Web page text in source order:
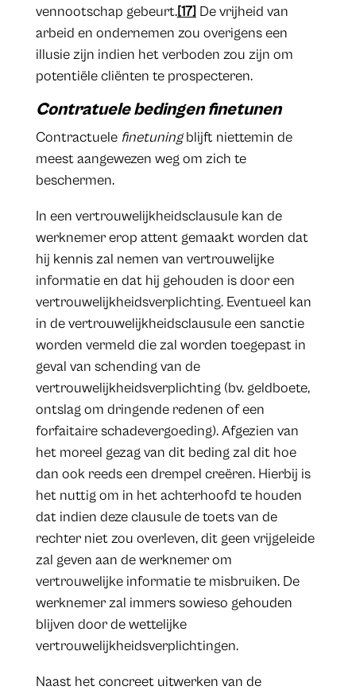
vennootschap gebeurt.[17] De vrijheid van
arbeid en ondernemen zou overigens een
illusie zijn indien het verboden zou zijn om
potentiële cliënten te prospecteren.
Contratuele bedingen finetunen
Contractuele finetuningblijft niettemin de
meest aangewezen weg om zich te
beschermen.
In een vertrouwelijkheidsclausule kan de
werknemer erop attent gemaakt worden dat
hij kennis zal nemen van vertrouwelijke
informatie en dat hij gehouden is door een
vertrouwelijkheidsverplichting. Eventueel kan
in de vertrouwelijkheidsclausule een sanctie
worden vermeld die zal worden toegepast in
geval van schending van de
vertrouwelijkheidsverplichting (bv. geldboete,
ontslag om dringende redenen of een
forfaitaire schadevergoeding). Afgezien van
het moreel gezag van dit beding zal dit hoe
dan ook reeds een drempel creëren. Hierbij is
het nuttig om in het achterhoofd te houden
dat indien deze clausule de toets van de
rechter niet zou overleven, dit geen vrijgeleide
zal geven aan de werknemer om
vertrouwelijke informatie te misbruiken. De
werknemer zal immers sowieso gehouden
blijven door de wettelijke
vertrouwelijkheidsverplichtingen.
Naast het concreet uitwerken van de